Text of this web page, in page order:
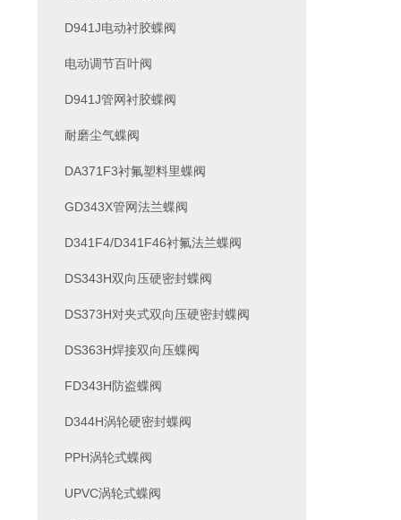
D941J电动衬胶蝶阀
电动调节百叶阀
D941J管网衬胶蝶阀
耐磨尘气蝶阀
DA371F3衬氟塑料里蝶阀
GD343X管网法兰蝶阀
D341F4/D341F46衬氟法兰蝶阀
DS343H双向压硬密封蝶阀
DS373H对夹式双向压硬密封蝶阀
DS363H焊接双向压蝶阀
FD343H防盗蝶阀
D344H涡轮硬密封蝶阀
PPH涡轮式蝶阀
UPVC涡轮式蝶阀